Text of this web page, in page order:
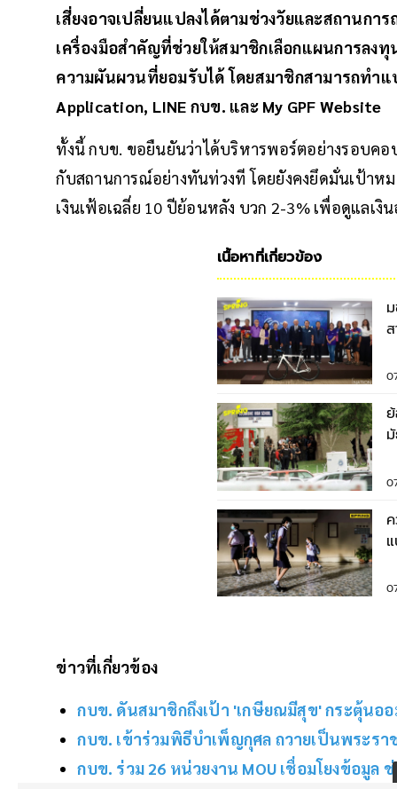
เสี่ยงอาจเปลี่ยนแปลงได้ตามช่วงวัยและสถานกา
เครื่องมือสำคัญที่ช่วยให้สมาชิกเลือกแผนการล
ความผันผวนที่ยอมรับได้ โดยสมาชิกสามารถทำแ
Application, LINE กบข. และ My GPF Website
ทั้งนี้ กบข. ขอยืนยันว่าได้บริหารพอร์ตอย่างรอบค
กับสถานการณ์อย่างทันท่วงที โดยยังคงยึดมั่นเป้าห
เงินเฟ้อเฉลี่ย 10 ปีย้อนหลัง บวก 2-3% เพื่อดูแลเ
เนื้อหาที่เกี่ยวข้อง
มั
ข่าวที่เกี่ยวข้อง
กบข. ดันสมาชิกถึงเป้า 'เกษียณมีสุข' กระตุ้นอ
กบข. เข้าร่วมพิธีบำเพ็ญกุศล ถวายเป็นพระร
กบข. ร่วม 26 หน่วยงาน MOU เชื่อมโยงข้อมู